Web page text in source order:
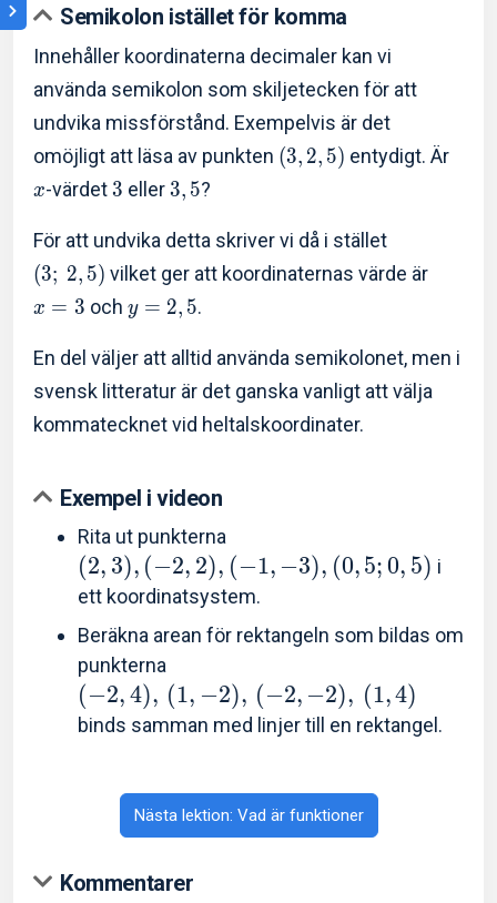
Semikolon istället för komma
Innehåller koordinaterna decimaler kan vi
använda semikolon som skiljetecken för att
undvika missförstånd. Exempelvis är det
omöjligt att läsa av punkten (3, 2, 5) entydigt. Är
x-värdet3 eller3, 5?
För att undvika detta skriver vi då i stället
(3; 2, 5) vilket ger att koordinaternas värde är
x = 3 och y = 2, 5.
En del väljer att alltid använda semikolonet, men i
svensk litteratur är det ganska vanligt att välja
kommatecknet vid heltalskoordinater.
Exempel i videon
Rita ut punkterna
(2, 3), (−2, 2), (−1, −3), (0,5;0, 5) i
ett koordinatsystem.
Beräkna arean för rektangeln som bildas om
punkterna
(−2,4), (1, −2), (−2, −2), (1,4)
binds samman med linjer till en rektangel.
Nästa lektion: Vad är funktioner
Kommentarer